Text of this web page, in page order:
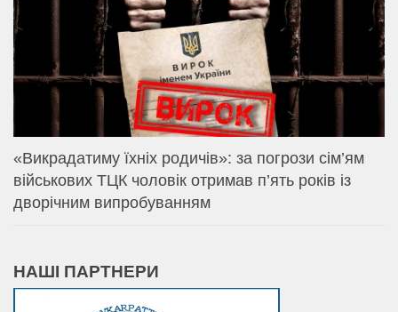
«Викрадатиму їхніх родичів»: за погрози сім’ям
військових ТЦК чоловік отримав п’ять років із
дворічним випробуванням
НАШІ ПАРТНЕРИ